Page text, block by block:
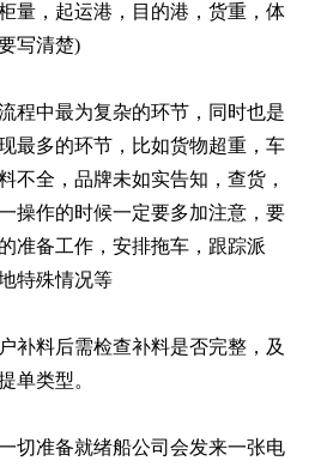
量，起运港，目的港，货重，体
写清楚)
程中最为复杂的环节，同时也是
最多的环节，比如货物超重，车
不全，品牌未如实告知，查货，
操作的时候一定要多加注意，要
准备工作，安排拖车，跟踪派
特殊情况等
补料后需检查补料是否完整，及
单类型。
切准备就绪船公司会发来一张电